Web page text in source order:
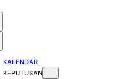
KALENDAR
KEPUTUSAN